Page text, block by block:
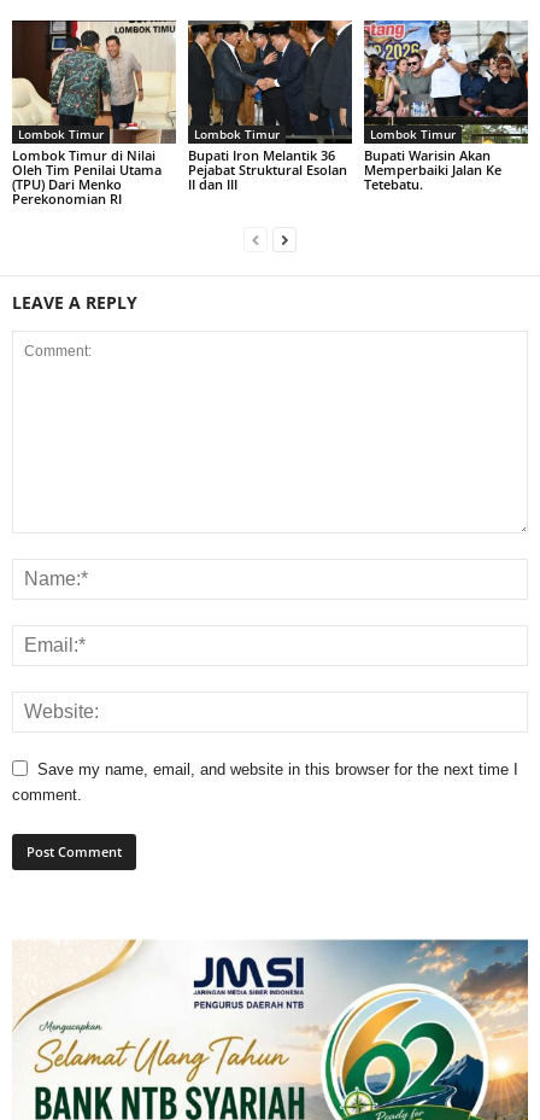
Lombok Timur
Lombok Timur di Nilai
Oleh Tim Penilai Utama
(TPU) Dari Menko
Perekonomian RI
Lombok Timur
Bupati Iron Melantik 36
Pejabat Struktural Esolan
II dan III
Lombok Timur
Bupati Warisin Akan
Memperbaiki Jalan Ke
Tetebatu.
LEAVE A REPLY
Save my name, email, and website in this browser for the next time I
comment.